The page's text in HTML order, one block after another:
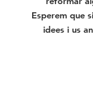
Esperem que
idees i us